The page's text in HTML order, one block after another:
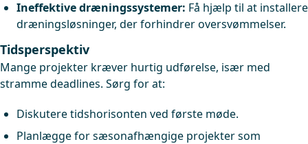
Ineffektive dræningssystemer: Få hjælp til at installere
dræningsløsninger, der forhindrer oversvømmelser.
Tidsperspektiv
Mange projekter kræver hurtig udførelse, især med
stramme deadlines. Sørg for at:
Diskutere tidshorisonten ved første møde.
Planlægge for sæsonafhængige projekter som